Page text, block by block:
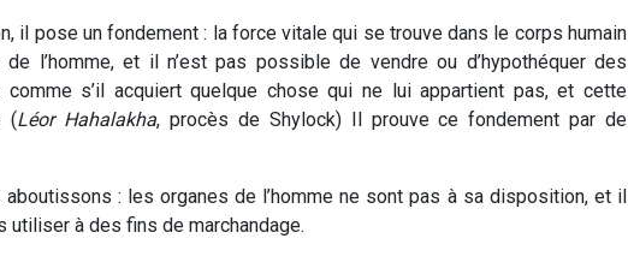
il pose un fondement : la force vitale qui se trouve dans le corps humain
l’homme, et il n’est pas possible de vendre ou d’hypothéquer des
s’il acquiert quelque chose qui ne lui appartient pas, et cette
(Léor Hahalakha, procès de Shylock) Il prouve ce fondement par de
: les organes de l’homme ne sont pas à sa disposition, et il
utiliser à des fins de marchandage.